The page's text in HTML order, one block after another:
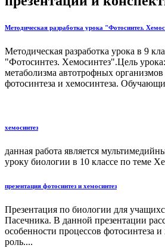
Методическая разработка урока "Фотосинтез.
Методическая разработка урока в 9
"Фотосинтез. Хемосинтез".Цель
метаболизма автотрофных
фотосинтеза и хемосинтеза.
хемосинтез
данная работа является
уроку биологии в 10 классе по теме
презентация фотосинтез и хемосинтез
Презентация по биологии для
Пасечника. В данной презентации
особенности процессов фотосинтеза и
роль....